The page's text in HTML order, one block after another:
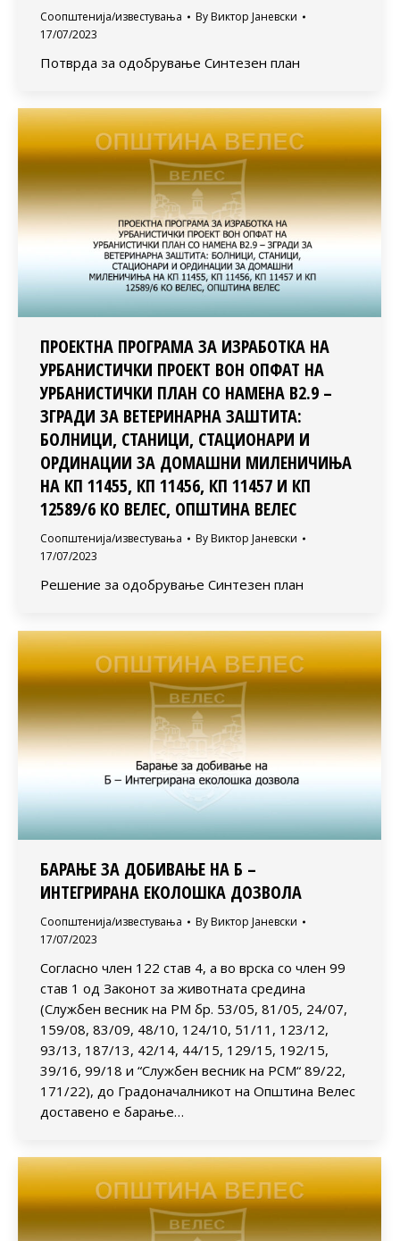
Соопштенија/известувања By Виктор Јаневски
17/07/2023
Потврда за одобрување Синтезен план
ПРОЕКТНА ПРОГРАМА ЗА ИЗРАБОТКА НА
УРБАНИСТИЧКИ ПРОЕКТ ВОН ОПФАТ НА
УРБАНИСТИЧКИ ПЛАН СО НАМЕНА В2.9 –
ЗГРАДИ ЗА ВЕТЕРИНАРНА ЗАШТИТА:
БОЛНИЦИ, СТАНИЦИ, СТАЦИОНАРИ И
ОРДИНАЦИИ ЗА ДОМАШНИ МИЛЕНИЧИЊА
НА КП 11455, КП 11456, КП 11457 И КП
12589/6 КО ВЕЛЕС, ОПШТИНА ВЕЛЕС
Соопштенија/известувања By Виктор Јаневски
17/07/2023
Решение за одобрување Синтезен план
БАРАЊЕ ЗА ДОБИВАЊЕ НА Б –
ИНТЕГРИРАНА ЕКОЛОШКА ДОЗВОЛА
Соопштенија/известувања By Виктор Јаневски
17/07/2023
Согласно член 122 став 4, а во врска со член 99
став 1 од Законот за животната средина
(Службен весник на РМ бр. 53/05, 81/05, 24/07,
159/08, 83/09, 48/10, 124/10, 51/11, 123/12,
93/13, 187/13, 42/14, 44/15, 129/15, 192/15,
39/16, 99/18 и “Службен весник на РСМ“ 89/22,
171/22), до Градоначалникот на Општина Велес
доставено е барање…